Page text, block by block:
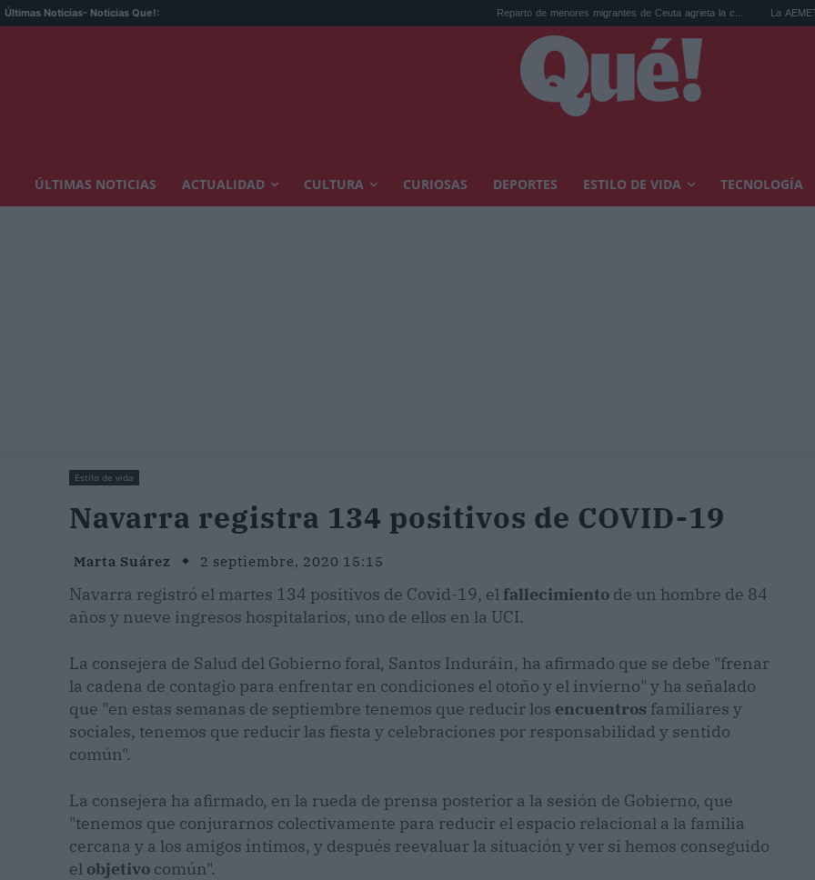
Últimas Noticias- Noticias Que!: Reparto de menores migrantes de Ceuta agrieta la c... La AEMET prepara
ÚLTIMAS NOTICIAS ACTUALIDAD CULTURA CURIOSAS DEPORTES ESTILO DE VIDA TECNOLOGÍA
Estilo de vida
Navarra registra 134 positivos de COVID-19
Marta Suárez 2 septiembre, 2020 15:15
Navarra registró el martes 134 positivos de Covid-19, el fallecimiento de un hombre de 84
años y nueve ingresos hospitalarios, uno de ellos en la UCI.
La consejera de Salud del Gobierno foral, Santos Induráin, ha afirmado que se debe "frenar
la cadena de contagio para enfrentar en condiciones el otoño y el invierno" y ha señalado
que "en estas semanas de septiembre tenemos que reducir los encuentros familiares y
sociales, tenemos que reducir las fiesta y celebraciones por responsabilidad y sentido
común".
La consejera ha afirmado, en la rueda de prensa posterior a la sesión de Gobierno, que
"tenemos que conjurarnos colectivamente para reducir el espacio relacional a la familia
cercana y a los amigos íntimos, y después reevaluar la situación y ver si hemos conseguido
el objetivo común".